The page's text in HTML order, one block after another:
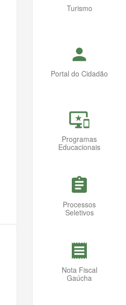
Turismo
person
Portal do Cidadão
important_devices
Programas
Educacionais
assignment
Processos
Seletivos
receipt
Nota Fiscal
Gaúcha